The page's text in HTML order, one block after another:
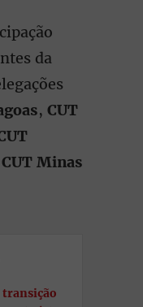
da
, CUT
CUT Minas
transição